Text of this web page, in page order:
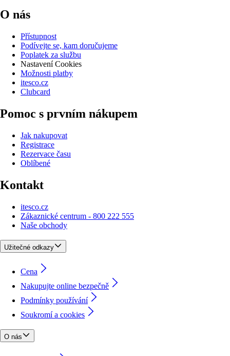
O nás
Přístupnost
Podívejte se, kam doručujeme
Poplatek za službu
Nastavení Cookies
Možnosti platby
itesco.cz
Clubcard
Pomoc s prvním nákupem
Jak nakupovat
Registrace
Rezervace času
Oblíbené
Kontakt
itesco.cz
Zákaznické centrum - 800 222 555
Naše obchody
Užitečné odkazy
Cena
Nakupujte online bezpečně
Podmínky používání
Soukromí a cookies
O nás